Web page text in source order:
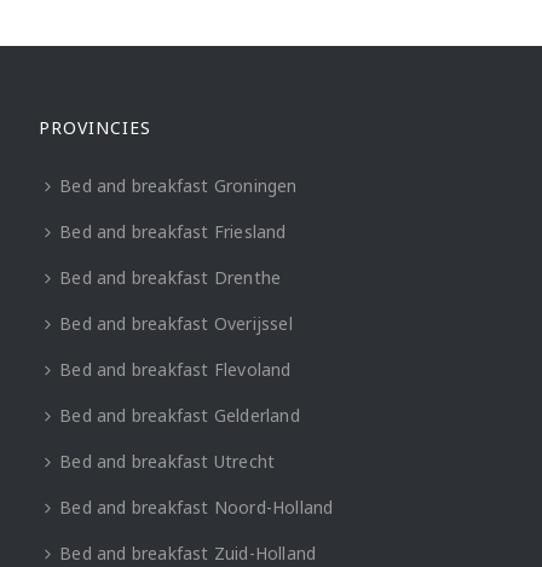
PROVINCIES
Bed and breakfast Groningen
Bed and breakfast Friesland
Bed and breakfast Drenthe
Bed and breakfast Overijssel
Bed and breakfast Flevoland
Bed and breakfast Gelderland
Bed and breakfast Utrecht
Bed and breakfast Noord-Holland
Bed and breakfast Zuid-Holland